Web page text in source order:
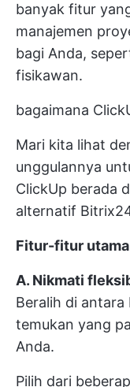
banyak fitur
manajemen
bagi Anda,
fisikawan.
bagaimana
Mari kita lihat
unggulannya
ClickUp berada
alternatif
Fitur-fitur
A. Nikmati
Beralih di antara
temukan yang
Anda.
Pilih dari